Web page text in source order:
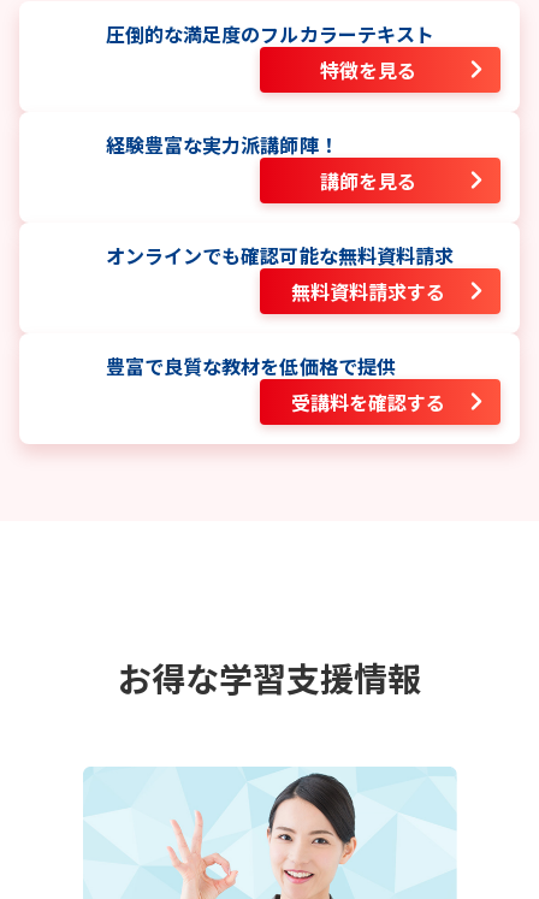
圧倒的な満足度のフルカラーテキスト
特徴を見る
経験豊富な実力派講師陣！
講師を見る
オンラインでも確認可能な無料資料請求
無料資料請求する
豊富で良質な教材を低価格で提供
受講料を確認する
お得な学習支援情報